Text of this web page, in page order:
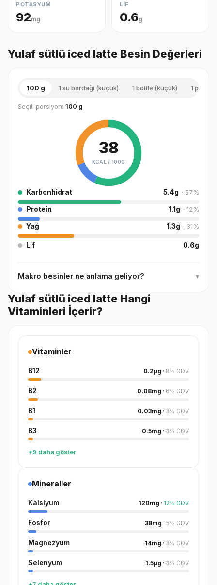
POTASYUM
92mg
LİF
0.6g
Yulaf sütlü iced latte Besin Değerleri
100 g 1 su bardağı (küçük) 1 bottle (küçük) 1
Seçili porsiyon: 100 g
38
KCAL / 100G
Karbonhidrat 5.4g · 57%
Protein 1.1g · 12%
Yağ 1.3g · 31%
Lif 0.6g
Makro besinler ne anlama geliyor? ▾
Yulaf sütlü iced latte Hangi
Vitaminleri İçerir?
Vitaminler
B12 0.2µg · 8% GDV
B2 0.08mg · 6% GDV
B1 0.03mg · 3% GDV
B3 0.5mg · 3% GDV
+9 daha göster
Mineraller
Kalsiyum 120mg · 12% GDV
Fosfor 38mg · 5% GDV
Magnezyum 14mg · 3% GDV
Selenyum 1.5µg · 3% GDV